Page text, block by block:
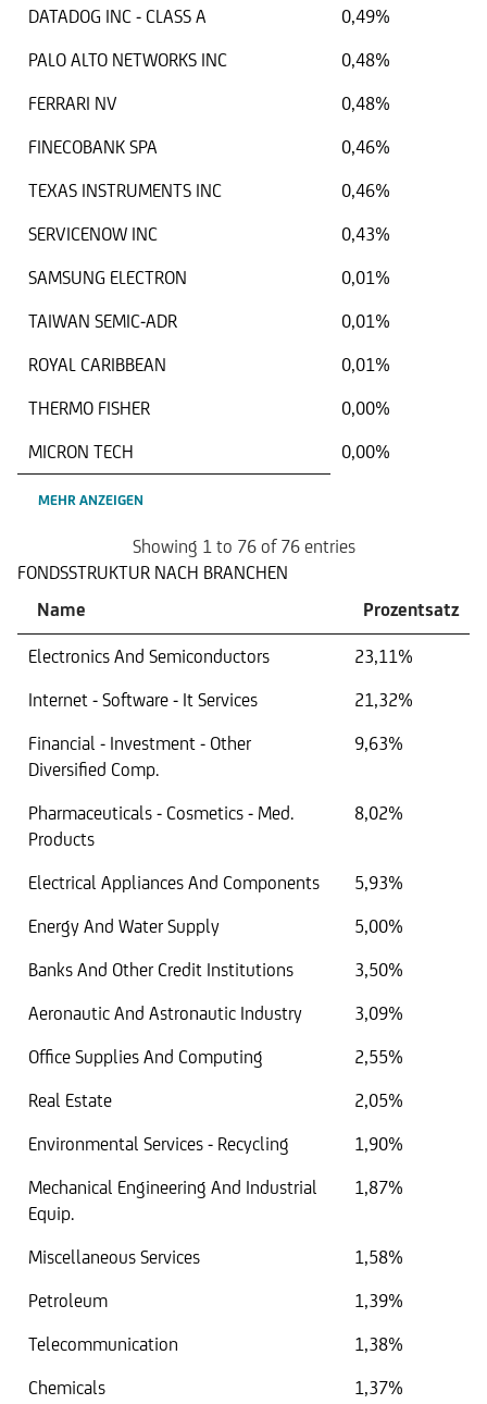
DATADOG INC - CLASS A
0,49%
PALO ALTO NETWORKS INC
0,48%
FERRARI NV
0,48%
FINECOBANK SPA
0,46%
TEXAS INSTRUMENTS INC
0,46%
SERVICENOW INC
0,43%
SAMSUNG ELECTRON
0,01%
TAIWAN SEMIC-ADR
0,01%
ROYAL CARIBBEAN
0,01%
THERMO FISHER
0,00%
MICRON TECH
0,00%
MEHR ANZEIGEN
Showing 1 to 76 of 76 entries
FONDSSTRUKTUR NACH BRANCHEN
Name
Prozentsatz
Electronics And Semiconductors
23,11%
Internet - Software - It Services
21,32%
Financial - Investment - Other
Diversified Comp.
9,63%
Pharmaceuticals - Cosmetics - Med.
Products
8,02%
Electrical Appliances And Components
5,93%
Energy And Water Supply
5,00%
Banks And Other Credit Institutions
3,50%
Aeronautic And Astronautic Industry
3,09%
Office Supplies And Computing
2,55%
Real Estate
2,05%
Environmental Services - Recycling
1,90%
Mechanical Engineering And Industrial
Equip.
1,87%
Miscellaneous Services
1,58%
Petroleum
1,39%
Telecommunication
1,38%
Chemicals
1,37%